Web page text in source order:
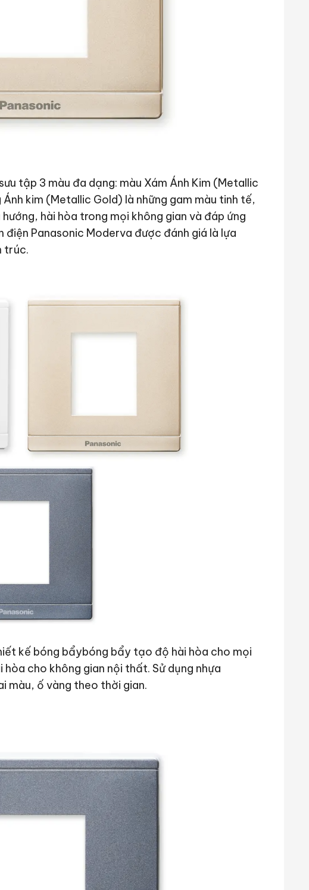
tập 3 màu đa dạng: màu Xám Ánh Kim (Metallic
kim (Metallic Gold) là những gam màu tinh tế,
hài hòa trong mọi không gian và đáp ứng
Panasonic Moderva được đánh giá là lựa
trúc.
kế bóng bẩybóng bẩy tạo độ hài hòa cho mọi
cho không gian nội thất. Sử dụng nhựa
màu, ố vàng theo thời gian.